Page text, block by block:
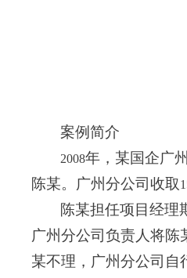
案例简介
2008年，某国企广
陈某。广州分公司收取
陈某担任项目经理
广州分公司负责人将
某不理，广州分公司自